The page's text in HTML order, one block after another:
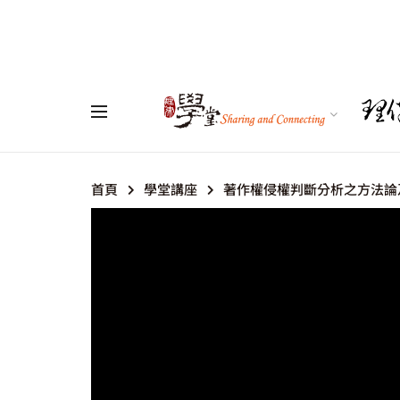
首頁 學堂講座 著作權侵權判斷分析之方法